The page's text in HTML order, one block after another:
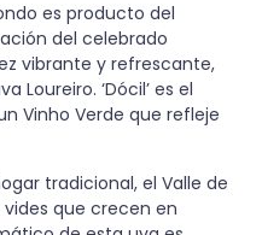
es producto del
del celebrado
vibrante y refrescante,
Loureiro. ‘Dócil’ es el
Vinho Verde que refleje
tradicional, el Valle de
que crecen en